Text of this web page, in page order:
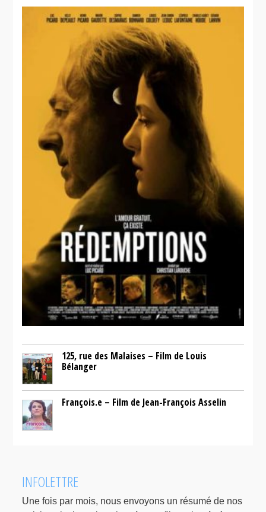
125, rue des Malaises – Film de Louis
Bélanger
François.e – Film de Jean-François Asselin
INFOLETTRE
Une fois par mois, nous envoyons un résumé de nos